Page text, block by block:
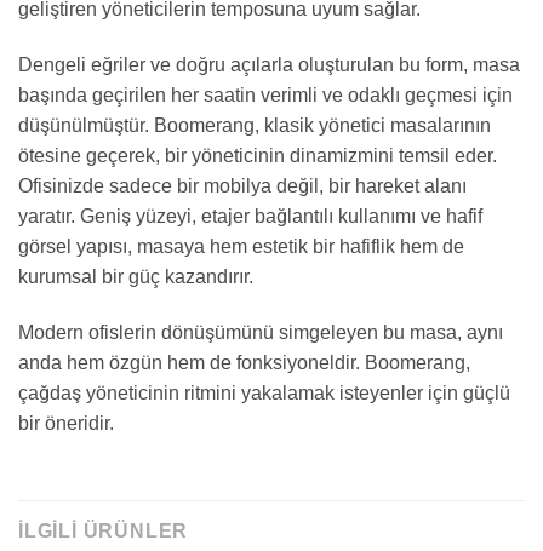
geliştiren yöneticilerin temposuna uyum sağlar.
Dengeli eğriler ve doğru açılarla oluşturulan bu form, masa
başında geçirilen her saatin verimli ve odaklı geçmesi için
düşünülmüştür. Boomerang, klasik yönetici masalarının
ötesine geçerek, bir yöneticinin dinamizmini temsil eder.
Ofisinizde sadece bir mobilya değil, bir hareket alanı
yaratır. Geniş yüzeyi, etajer bağlantılı kullanımı ve hafif
görsel yapısı, masaya hem estetik bir hafiflik hem de
kurumsal bir güç kazandırır.
Modern ofislerin dönüşümünü simgeleyen bu masa, aynı
anda hem özgün hem de fonksiyoneldir. Boomerang,
çağdaş yöneticinin ritmini yakalamak isteyenler için güçlü
bir öneridir.
İLGILI ÜRÜNLER